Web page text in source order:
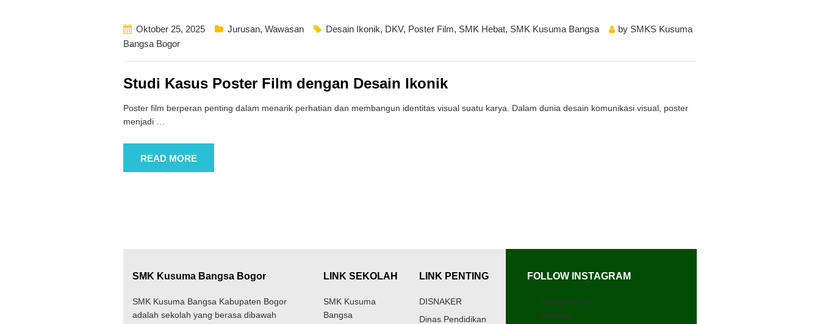
Oktober 25, 2025 Jurusan, Wawasan Desain Ikonik, DKV, Poster Film, SMK Hebat, SMK Kusuma Bangsa by SMKS Kusuma
Bangsa Bogor
Studi Kasus Poster Film dengan Desain Ikonik
Poster film berperan penting dalam menarik perhatian dan membangun identitas visual suatu karya. Dalam dunia desain komunikasi visual, poster
menjadi
READ MORE
SMK Kusuma Bangsa Bogor
SMK Kusuma Bangsa Kabupaten Bogor
adalah sekolah yang berasa dibawah
LINK SEKOLAH
SMK Kusuma
Bangsa
LINK PENTING
DISNAKER
Dinas Pendidikan
FOLLOW INSTAGRAM
Instagram has
returned